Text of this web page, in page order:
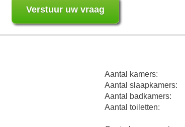
Aantal kamers:
Aantal slaapkamers:
Aantal badkamers:
Aantal toiletten: